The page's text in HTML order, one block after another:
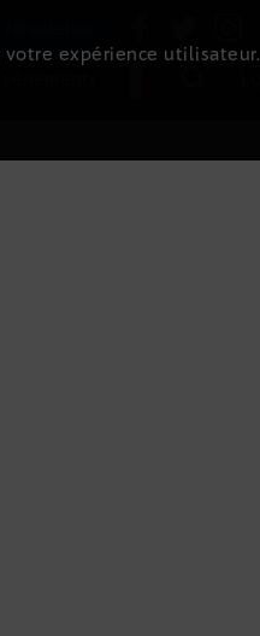
votre expérience utilisateur.